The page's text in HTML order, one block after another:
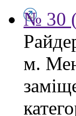
№ 30
м.